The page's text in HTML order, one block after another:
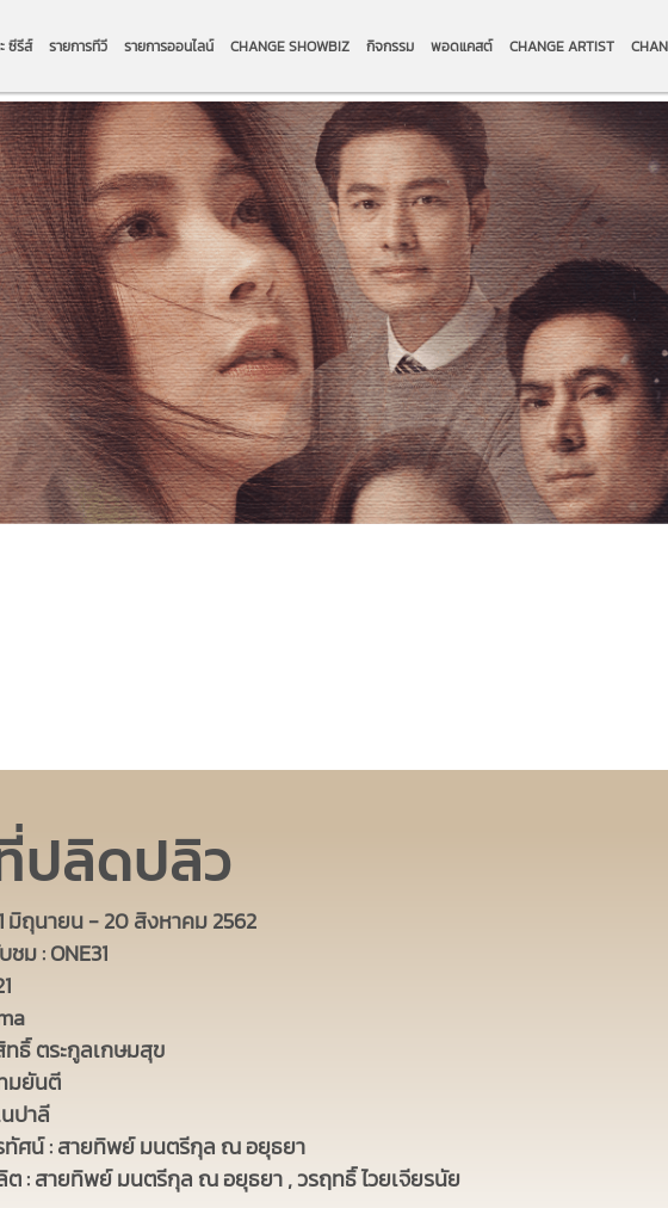
ซีรีส์ รายการทีวี รายการออนไลน์ CHANGE SHOWBIZ กิจกรรม พอดแคสต์ CHANGE ARTIST
ปลิดปลิว
มิถุนายน - 20 สิงหาคม 2562
ม : ONE31
ธิ์ ตระกูลเกษมสุข
มยันตี
ปาลี
ทัศน์ : สายทิพย์ มนตรีกุล ณ อยุธยา
: สายทิพย์ มนตรีกุล ณ อยุธยา , วรฤทธิ์ ไวยเจียรนัย